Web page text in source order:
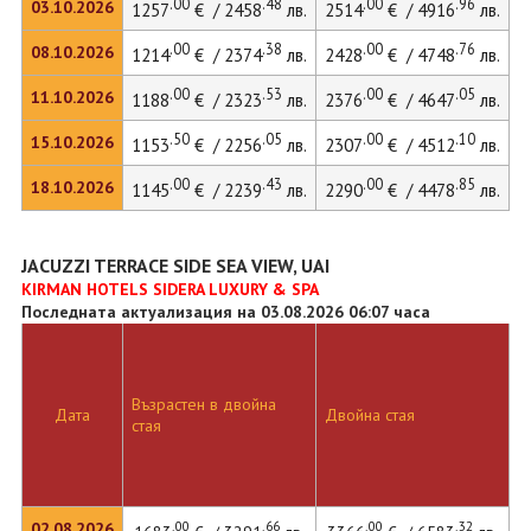
03.10.2026
08.10.2026
11.10.2026
15.10.2026
18.10.2026
1257.00€ / 2458.48 лв. 2514.00€ / 4916.96 лв.
1214.00€ / 2374.38 лв. 2428.00€ / 4748.76 лв.
1188.00€ / 2323.53 лв. 2376.00€ / 4647.05 лв.
1153.50€ / 2256.05 лв. 2307.00€ / 4512.10лв.
1145.00€ / 2239.43 лв. 2290.00€ / 4478.85 лв.
JACUZZI TERRACE SIDE SEA VIEW, UAI
KIRMAN HOTELS SIDERA LUXURY & SPA
Последната актуализация на 03.08.2026 06:07 часа
Дата
Възрастен в двойна
стая
Двойна стая
.00 .66 .00 .32